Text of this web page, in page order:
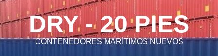
DRY - 20 PIES
CONTENEDORES MARÍTIMOS NUEVOS